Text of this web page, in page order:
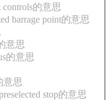
controls的意思
barrage point的意思
意思
的意思
意思
stop的意思